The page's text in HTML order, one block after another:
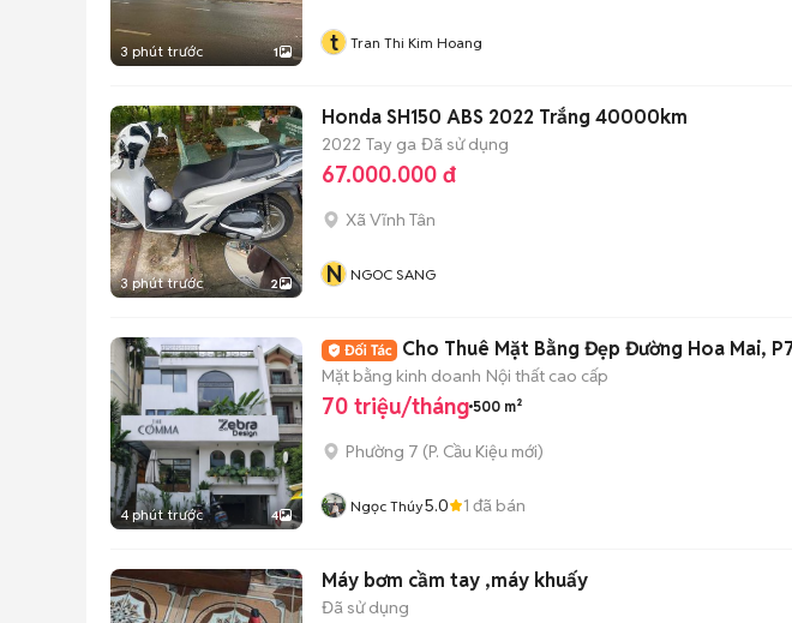
3 phút trước 1 t Tran Thi Kim Hoang
3 phút trước 2
Honda SH150 ABS 2022 Trắng 40000km
2022 Tay ga Đã sử dụng
67.000.000 đ
Xã Vĩnh Tân
N NGOC SANG
4 phút trước 4
Cho Thuê Mặt Bằng Đẹp Đường Hoa Mai,
Mặt bằng kinh doanh Nội thất cao cấp
70 triệu/tháng 500 m²
Phường 7 (P. Cầu Kiệu mới)
Ngọc Thúy5.0 1 đã bán
Máy bơm cầm tay ,máy khuấy
Đã sử dụng